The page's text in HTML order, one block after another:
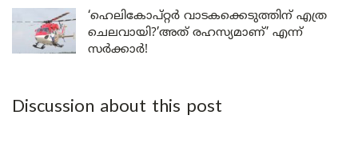
‘ഹെലികോപ്റ്റർ വാടകക്കെടുത്തിന് എത്ര
ചെലവായി?’അത് രഹസ്യമാണ്’ എന്ന്
സർക്കാർ!
Discussion about this post